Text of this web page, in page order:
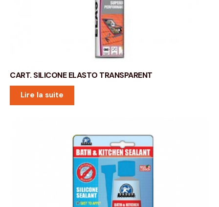
CART. SILICONE ELASTO TRANSPARENT
Lire la suite